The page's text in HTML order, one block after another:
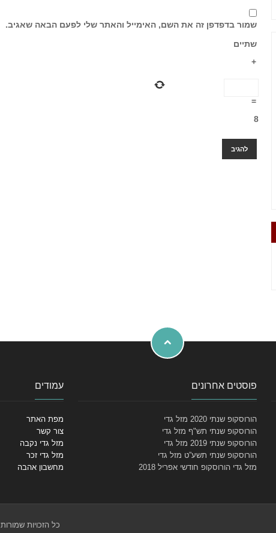
שמור בדפדפן זה את השם, האימייל והאתר שלי לפעם הבאה שאגיב.
שתיים
+
=
8
עמודים
מפת האתר
צור קשר
מזל גדי נקבה
מזל גדי זכר
מחשבון אהבה
פוסטים אחרונים
הורוסקופ שנתי 2020 מזל גדי
הורוסקופ שנתי תש"ף מזל גדי
הורוסקופ שנתי 2019 מזל גדי
הורוסקופ שנתי תשע”ט מזל גדי
מזל גדי הורוסקופ חודשי אפריל 2018
כל הזכויות שמורות